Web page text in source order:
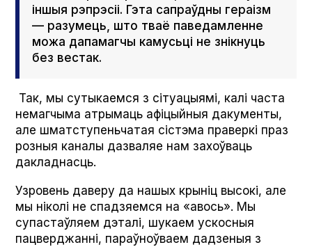
іншыя рэпрэсіі. Гэта сапраўдны гераізм
— разумець, што тваё паведамленне
можа дапамагчы камусьці не знікнуць
без вестак.
Так, мы сутыкаемся з сітуацыямі, калі часта
немагчыма атрымаць афіцыйныя дакументы,
але шматступеньчатая сістэма праверкі праз
розныя каналы дазваляе нам захоўваць
дакладнасць.
Узровень даверу да нашых крыніц высокі, але
мы ніколі не спадзяемся на «авось». Мы
супастаўляем дэталі, шукаем ускосныя
пацверджанні, параўноўваем дадзеныя з